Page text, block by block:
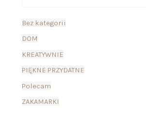
Bez kategorii
DOM
KREATYWNIE
PIĘKNE PRZYDATNE
Polecam
ZAKAMARKI